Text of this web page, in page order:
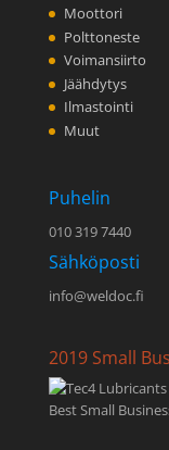
Moottori
Polttoneste
Voimansiirto
Jäähdytys
Ilmastointi
Muut
Puhelin
010 319 7440
Sähköposti
info@weldoc.fi
2019 Small